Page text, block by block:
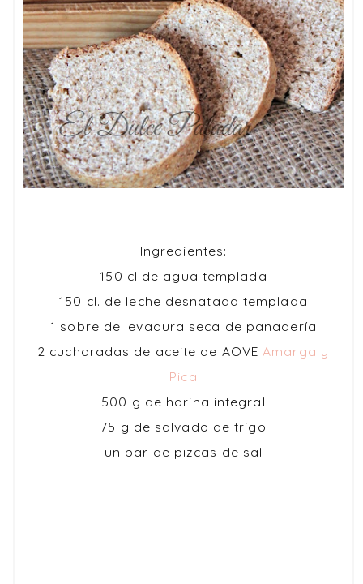
Ingredientes:
150 cl de agua templada
150 cl. de leche desnatada templada
1 sobre de levadura seca de panadería
2 cucharadas de aceite de AOVE Amarga y
Pica
500 g de harina integral
75 g de salvado de trigo
un par de pizcas de sal